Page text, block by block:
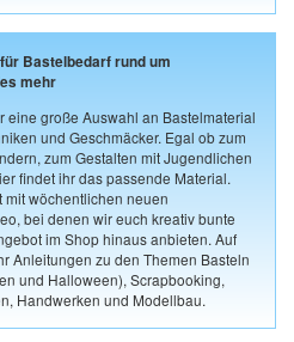
Bastelbedarf rund um
mehr
eine große Auswahl an Bastelmaterial
und Geschmäcker. Egal ob zum
zum Gestalten mit Jugendlichen
findet ihr das passende Material.
wöchentlichen neuen
bei denen wir euch kreativ bunte
im Shop hinaus anbieten. Auf
Anleitungen zu den Themen Basteln
und Halloween), Scrapbooking,
Handwerken und Modellbau.